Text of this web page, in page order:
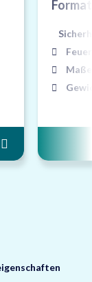
Maße